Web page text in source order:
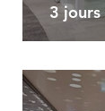
3 jours